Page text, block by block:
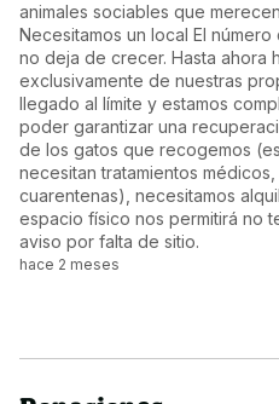
Queremos ser 100%
dividirá en estas fases:
Meta 1 (Mínimo para arrancar):
de alquiler y los contratos de
Meta 2 (Adecuación): Pintura
seguridad (puertas dobles para
de aislamiento.
Meta 3 (Equipamiento): Jaulas
animales sociables que
Necesitamos un local El
no deja de crecer. Hasta ahora
exclusivamente de nuestras
llegado al límite y estamos
poder garantizar una
de los gatos que recogemos
necesitan tratamientos
cuarentenas), necesitamos
espacio físico nos permitirá no
aviso por falta de sitio.
hace 2 meses